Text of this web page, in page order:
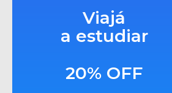
Viajá
a estudiar
20% OFF